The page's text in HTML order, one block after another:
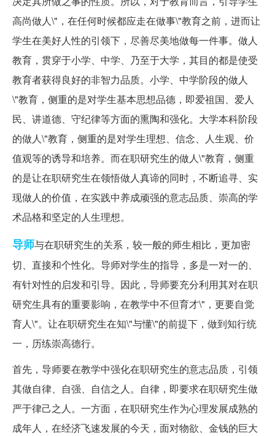
高尚做人\"，在任何时候都应走在做事\"教育之前，进而让
学生在美好人性的引领下，尽善尽美地做每一件事。做人
教育，贯穿于小学、中学、乃至于大学，其目的都是使受
教育者获得良好的非智力品质。小学、中学阶段的做人
\"教育，侧重的是对学生基本思想品德，即爱祖国、爱人
民、讲道德、守纪律等方面的熏陶和强化。大学本科阶段
的做人\"教育，侧重的是对学生理想、信念、人生观、价
值观等的诱导和培养。而在职研究生的做人\"教育，侧重
的是让在职研究生在领悟做人真谛的同时，不断追寻、实
现做人的价值，在实践中养成顽强的意志品质、崇高的学
术品格和坚定的人生理想。
导师与在职研究生的关系，较一般的师生相比，更加密
切、直接和个性化。导师对学生的指导，多是一对一的、
有针对性的启发和引导。因此，导师要充分利用其对在职
研究生具有的重要影响，在教学中不但育才\"，更要自觉
育人\"。让在职研究生在知\"与懂\"的前提下，做到知行统
一，历练崇高德行。
首先，导师要在教学中强化在职研究生的意志品质，引领
其做自律、自强、自信之人。自律，即要求在职研究生做
严于律己之人。一方面，在职研究生作为心理发展成熟的
成年人，在经济飞速发展的今天，面对物欲、金钱的巨大